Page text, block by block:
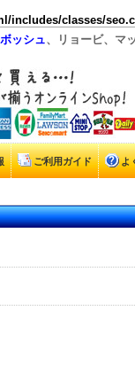
includes/classes/
ボッシュ、リョービ、マ
よ
ご利用ガイド